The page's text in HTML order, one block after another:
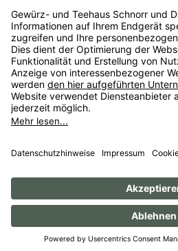
Service-Hotline
Service
Unternehmen
Alle Preise inkl. gesetzl.
anders
© 1956 - 2026 Gewürz- und
HexaMain
ImpressumAGB